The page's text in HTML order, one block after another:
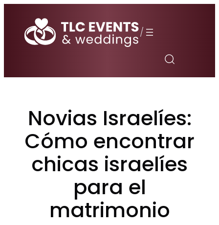
contenido
/
Novias Israelíes:
Cómo encontrar
chicas israelíes
para el
matrimonio